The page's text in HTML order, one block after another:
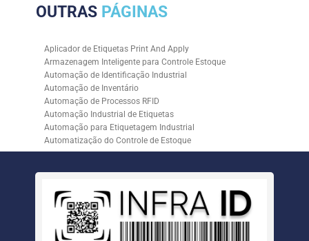
OUTRAS PÁGINAS
Aplicador de Etiquetas Print And Apply
Armazenagem Inteligente para Controle Estoque
Automação de Identificação Industrial
Automação de Inventário
Automação de Processos RFID
Automação Industrial de Etiquetas
Automação para Etiquetagem Industrial
Automatização do Controle de Estoque
Controle de Estoque com RFID
Empresa de Automação para Processos Logísticos
Empresa de Rastreabilidade Industrial
Empresa de Soluções para Etiquetagem
Empresa Especializada em Inventário de Estoque